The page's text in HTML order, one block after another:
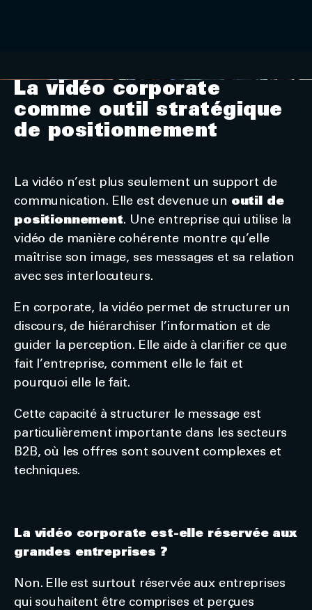
La vidéo corporate
comme outil stratégique
de positionnement
La vidéo n’est plus seulement un support de
communication. Elle est devenue un outil de
positionnement. Une entreprise qui utilise la
vidéo de manière cohérente montre qu’elle
maîtrise son image, ses messages et sa relation
avec ses interlocuteurs.
En corporate, la vidéo permet de structurer un
discours, de hiérarchiser l’information et de
guider la perception. Elle aide à clarifier ce que
fait l’entreprise, comment elle le fait et
pourquoi elle le fait.
Cette capacité à structurer le message est
particulièrement importante dans les secteurs
B2B, où les offres sont souvent complexes et
techniques.
La vidéo corporate est-elle réservée aux
grandes entreprises ?
Non. Elle est surtout réservée aux entreprises
qui souhaitent être comprises et perçues